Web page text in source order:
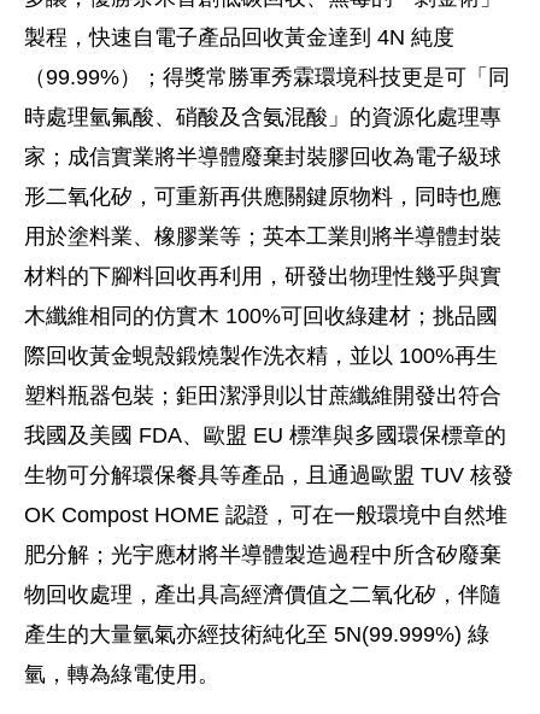
製程，快速自電子產品回收黃金達到 4N 純度
（99.99%）；得獎常勝軍秀霖環境科技更是可「同
時處理氫氟酸、硝酸及含氨混酸」的資源化處理專
家；成信實業將半導體廢棄封裝膠回收為電子級球
形二氧化矽，可重新再供應關鍵原物料，同時也應
用於塗料業、橡膠業等；英本工業則將半導體封裝
材料的下腳料回收再利用，研發出物理性幾乎與實
木纖維相同的仿實木 100%可回收綠建材；挑品國
際回收黃金蜆殼鍛燒製作洗衣精，並以 100%再生
塑料瓶器包裝；鉅田潔淨則以甘蔗纖維開發出符合
我國及美國 FDA、歐盟 EU 標準與多國環保標章的
生物可分解環保餐具等產品，且通過歐盟 TUV 核發
OK Compost HOME 認證，可在一般環境中自然堆
肥分解；光宇應材將半導體製造過程中所含矽廢棄
物回收處理，產出具高經濟價值之二氧化矽，伴隨
產生的大量氫氣亦經技術純化至 5N(99.999%) 綠
氫，轉為綠電使用。